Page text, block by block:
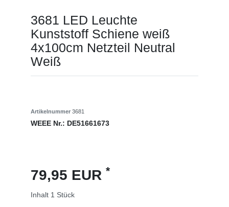
3681 LED Leuchte
Kunststoff Schiene weiß
4x100cm Netzteil Neutral
Weiß
Artikelnummer 3681
WEEE Nr.: DE51661673
79,95 EUR *
Inhalt 1 Stück